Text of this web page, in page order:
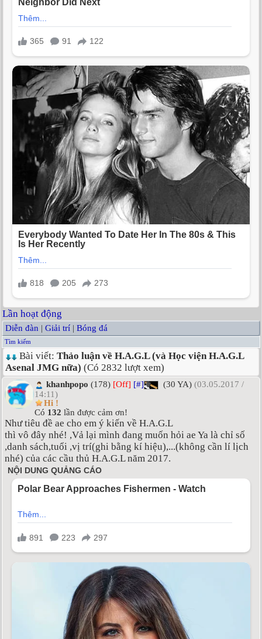
Lần hoạt động
Diễn đàn | Giải trí | Bóng đá
Tìm kiếm
Bài viết: Thảo luận về H.A.G.L (và Học viện H.A.G.L
Asenal JMG nữa) (Có 2832 lượt xem)
khanhpopo (178) [Off] [#] (30 YA) (03.05.2017 /
14:11)
Hi !
Có 132 lần được cảm ơn!
Như tiêu đề ae cho em ý kiến về H.A.G.L
thì vô đây nhé! ,Vả lại mình đang muốn hỏi ae Ya là chỉ số
,danh sách,tuổi ,vị trí(ghi bằng kí hiệu),...(không cần lí lịch
nhé) của các cầu thủ H.A.G.L năm 2017.